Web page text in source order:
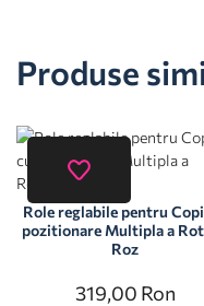
Produse
Role reglabile pentru
pozitionare Multipla a
Roz
319,00 Ron